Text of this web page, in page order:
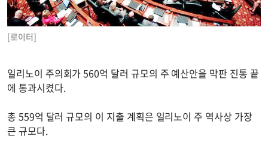
[로이터]
일리노이 주의회가 560억 달러 규모의 주 예산안을 막판 진통 끝
에 통과시켰다.
총 559억 달러 규모의 이 지출 계획은 일리노이 주 역사상 가장
큰 규모다.